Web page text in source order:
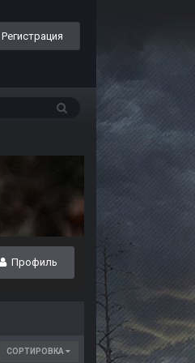
Регистрация
Профиль
СОРТИРОВКА